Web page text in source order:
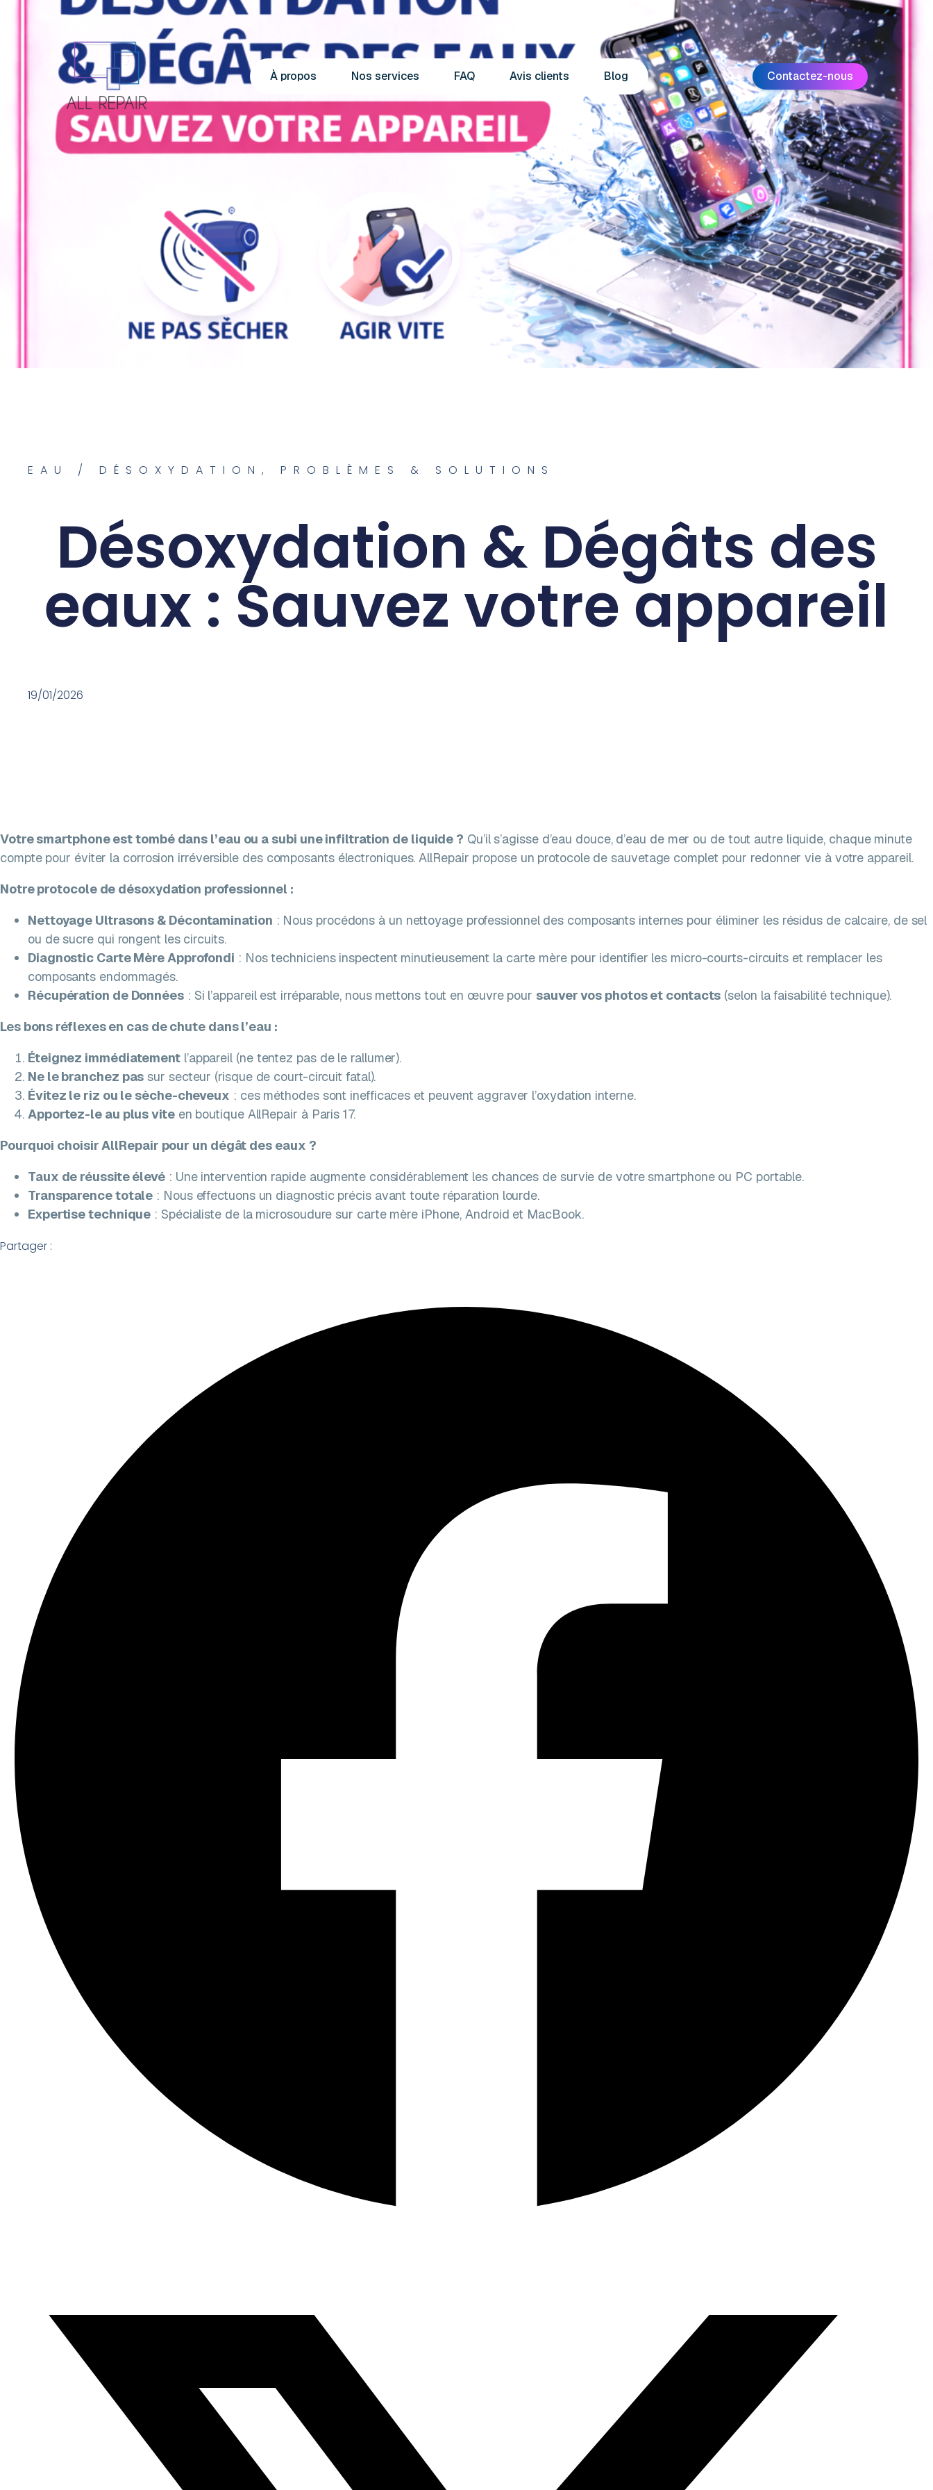
À propos Nos services FAQ Avis clients Blog Contactez-nous
EAU / DÉSOXYDATION , PROBLÈMES & SOLUTIONS
Désoxydation & Dégâts des
eaux : Sauvez votre appareil
19/01/2026
Votre smartphone est tombé dans l’eau ou a subi une infiltration de liquide ? Qu’il s’agisse d’eau douce, d’eau de mer ou de tout autre liquide, chaque minute
compte pour éviter la corrosion irréversible des composants électroniques. AllRepair propose un protocole de sauvetage complet pour redonner vie à votre appareil.
Notre protocole de désoxydation professionnel :
Nettoyage Ultrasons & Décontamination : Nous procédons à un nettoyage professionnel des composants internes pour éliminer les résidus de calcaire, de sel
ou de sucre qui rongent les circuits.
Diagnostic Carte Mère Approfondi : Nos techniciens inspectent minutieusement la carte mère pour identifier les micro-courts-circuits et remplacer les
composants endommagés.
Récupération de Données: Si l’appareil est irréparable, nous mettons tout en œuvre pour sauver vos photos et contacts (selon la faisabilité technique).
Les bons réflexes en cas de chute dans l’eau :
Éteignez immédiatement l’appareil (ne tentez pas de le rallumer).
Ne le branchez pas sur secteur (risque de court-circuit fatal).
Évitez le riz ou le sèche-cheveux : ces méthodes sont inefficaces et peuvent aggraver l’oxydation interne.
Apportez-le au plus viteen boutique AllRepair à Paris 17.
Pourquoi choisir AllRepair pour un dégât des eaux ?
Taux de réussite élevé : Une intervention rapide augmente considérablement les chances de survie de votre smartphone ou PC portable.
Transparence totale : Nous effectuons un diagnostic précis avant toute réparation lourde.
Expertise technique : Spécialiste de la microsoudure sur carte mère iPhone, Android et MacBook.
Partager :